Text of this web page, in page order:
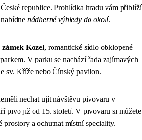
republice. Prohlídka hradu vám přiblíží
nádherné výhledy do okolí.
zámek Kozel, romantické sídlo obklopené
V parku se nachází řada zajímavých
sv. Kříže nebo Čínský pavilon.
nechat ujít návštěvu pivovaru v
pivo již od 15. století. V pivovaru si můžete
prostory a ochutnat místní speciality.